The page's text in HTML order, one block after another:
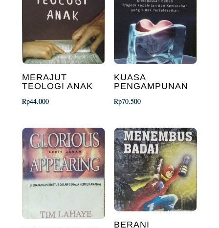
MERAJUT
TEOLOGI ANAK
Rp44.000
KUASA
PENGAMPUNAN
Rp70.500
BERANI